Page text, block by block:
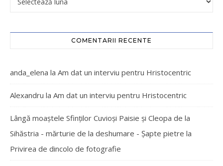
COMENTARII RECENTE
anda_elena la Am dat un interviu pentru Hristocentric
Alexandru la Am dat un interviu pentru Hristocentric
Lângă moaștele Sfinților Cuvioși Paisie și Cleopa de la
Sihăstria - mărturie de la deshumare - Şapte pietre la
Privirea de dincolo de fotografie